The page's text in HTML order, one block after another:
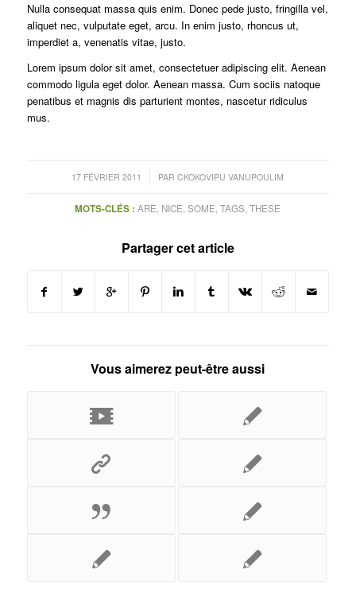
Nulla consequat massa quis enim. Donec pede justo, fringilla vel,
aliquet nec, vulputate eget, arcu. In enim justo, rhoncus ut,
imperdiet a, venenatis vitae, justo.
Lorem ipsum dolor sit amet, consectetuer adipiscing elit. Aenean
commodo ligula eget dolor. Aenean massa. Cum sociis natoque
penatibus et magnis dis parturient montes, nascetur ridiculus
mus.
17 FÉVRIER 2011
/ PARCKOKOVIPU VANUPOULIM
MOTS-CLÉS : ARE, NICE,SOME,TAGS,THESE
Partager cet article
Vous aimerez peut-être aussi